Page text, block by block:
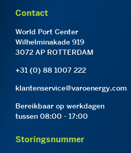
Contact
World Port Center
Wilhelminakade 919
3072 AP ROTTERDAM
+31 (0) 88 1007 222
klantenservice@varoenergy.com
Bereikbaar op werkdagen
tussen 08:00 - 17:00
Storingsnummer